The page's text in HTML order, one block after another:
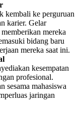
kembali ke perguruan
karier. Gelar
mereka
bidang baru
mereka saat ini.
kesempatan
profesional.
sesama mahasiswa
jaringan